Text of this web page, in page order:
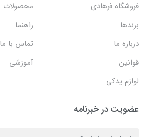
فروشگاه فرهادی
محصولات
برندها
راهنما
درباره ما
تماس با ما
قوانین
آموزشی
لوازم یدکی
عضویت در خبرنامه